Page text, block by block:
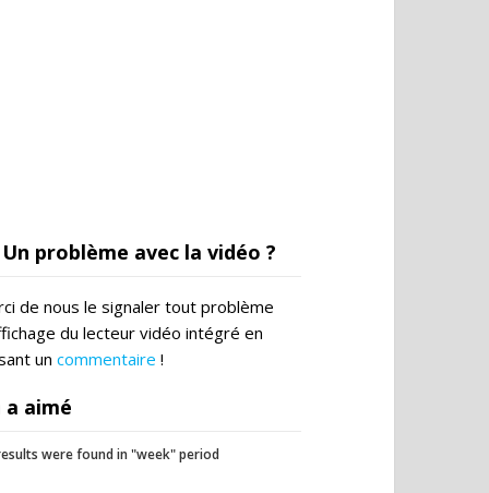
Un problème avec la vidéo ?
de nous le signaler tout problème
du lecteur vidéo intégré en
un commentaire !
a aimé
were found in "week" period